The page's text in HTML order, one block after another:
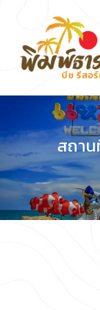
สถาน